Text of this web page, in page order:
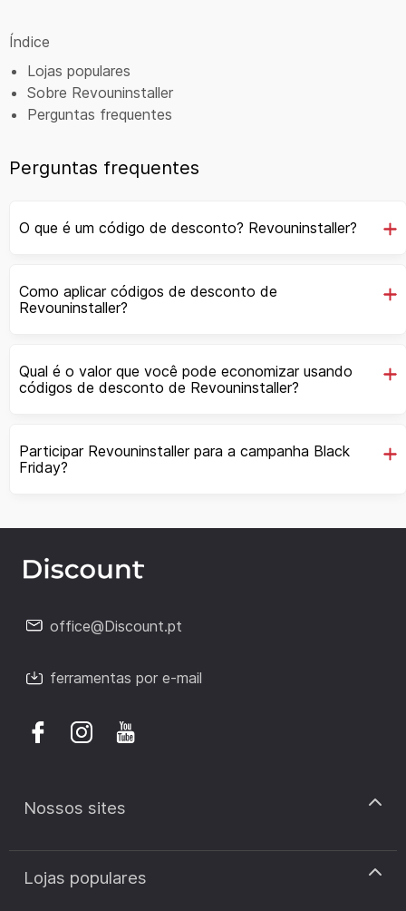
Índice
Lojas populares
Sobre Revouninstaller
Perguntas frequentes
Perguntas frequentes
O que é um código de desconto? Revouninstaller?
Como aplicar códigos de desconto de
Revouninstaller?
Qual é o valor que você pode economizar usando
códigos de desconto de Revouninstaller?
Participar Revouninstaller para a campanha Black
Friday?
office@Discount.pt
ferramentas por e-mail
Nossos sites
discount.pt
discount.sk
Lojas populares